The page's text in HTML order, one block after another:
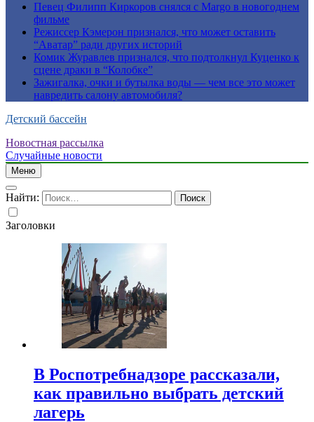
Певец Филипп Киркоров снялся с Margo в новогоднем
фильме
Режиссер Кэмерон признался, что может оставить
“Аватар” ради других историй
Комик Журавлев признался, что подтолкнул Куценко к
сцене драки в “Колобке”
Зажигалка, очки и бутылка воды — чем все это может
навредить салону автомобиля?
Детский бассейн
Новостная рассылка
Случайные новости
Меню
Найти:
Заголовки
В Роспотребнадзоре рассказали,
как правильно выбрать детский
лагерь